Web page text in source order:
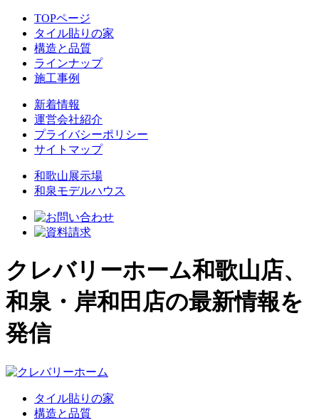
TOPページ
タイル貼りの家
構造と品質
ラインナップ
施工事例
新着情報
運営会社紹介
プライバシーポリシー
サイトマップ
和歌山展示場
和泉モデルハウス
クレバリーホーム和歌山店、
和泉・岸和田店の最新情報を
発信
タイル貼りの家
構造と品質